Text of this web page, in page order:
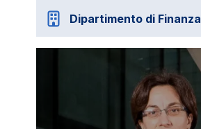
Dipartimento di Finanza